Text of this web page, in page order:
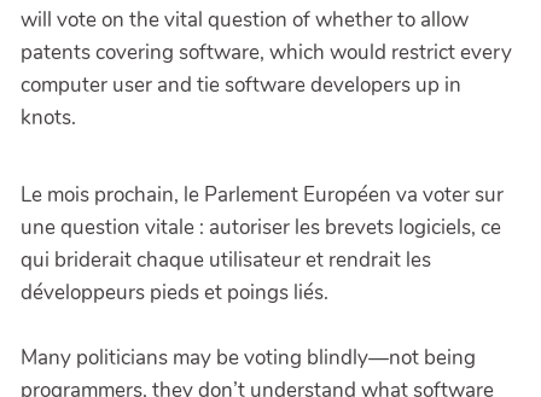
will vote on the vital question of whether to allow
patents covering software, which would restrict every
computer user and tie software developers up in
knots.
Le mois prochain, le Parlement Européen va voter sur
une question vitale : autoriser les brevets logiciels, ce
qui briderait chaque utilisateur et rendrait les
développeurs pieds et poings liés.
Many politicians may be voting blindly—not being
programmers, they don’t understand what software